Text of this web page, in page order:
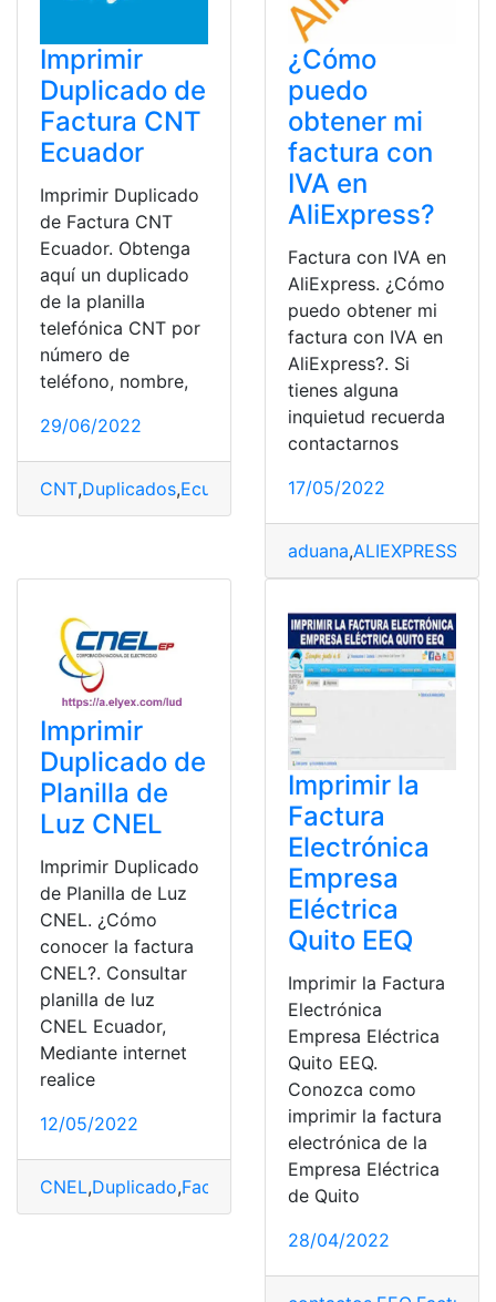
Imprimir
Duplicado de
Factura CNT
Ecuador
Imprimir Duplicado
de Factura CNT
Ecuador. Obtenga
aquí un duplicado
de la planilla
telefónica CNT por
número de
teléfono, nombre,
29/06/2022
CNT,Duplicados,Ecuador Facturas,Planilla
¿Cómo
puedo
obtener mi
factura con
IVA en
AliExpress?
Factura con IVA en
AliExpress. ¿Cómo
puedo obtener mi
factura con IVA en
AliExpress?. Si
tienes alguna
inquietud recuerda
contactarnos
17/05/2022
aduana,ALIEXPRESS
Imprimir
Duplicado de
Planilla de
Luz CNEL
Imprimir Duplicado
de Planilla de Luz
CNEL. ¿Cómo
conocer la factura
CNEL?. Consultar
planilla de luz
CNEL Ecuador,
Mediante internet
realice
12/05/2022
CNEL,Duplicado,Facturas top2 top3
Imprimir la
Factura
Electrónica
Empresa
Eléctrica
Quito EEQ
Imprimir la Factura
Electrónica
Empresa Eléctrica
Quito EEQ.
Conozca como
imprimir la factura
electrónica de la
Empresa Eléctrica
de Quito
28/04/2022